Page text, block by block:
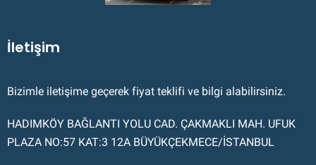
İletişim
Bizimle iletişime geçerek fiyat teklifi ve bilgi alabilirsiniz.
HADIMKÖY BAĞLANTI YOLU CAD. ÇAKMAKLI MAH. UFUK
PLAZA NO:57 KAT:3 12A BÜYÜKÇEKMECE/İSTANBUL